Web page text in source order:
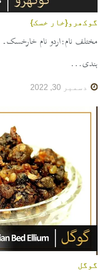
گوکھرو{خار خسک}
مختلف نام:اردو نام
ہندی...
دسمبر 30, 2022
گوگل